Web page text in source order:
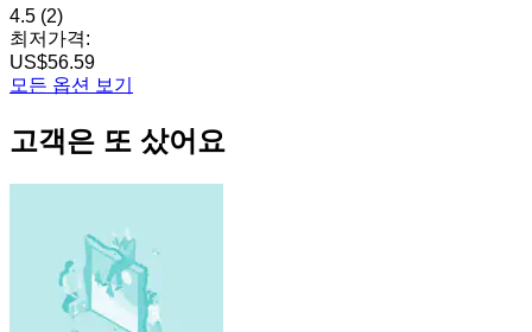
4.5 (2)
최저가격:
US$56.59
모든 옵션 보기
고객은 또 샀어요